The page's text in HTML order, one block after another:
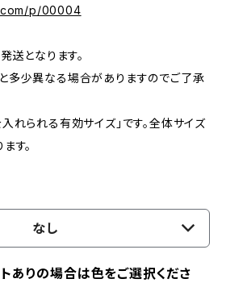
p/00004
となります。
多少異なる場合がありますのでご了承
れられる有効サイズ」です。全体サイズ
す。
なし
ありの場合は色をご選択くださ